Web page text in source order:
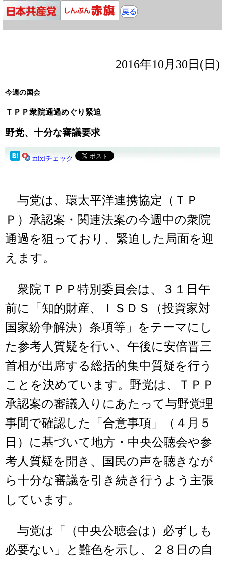
2016年10月30日(日)
今週の国会
ＴＰＰ衆院通過めぐり緊迫
野党、十分な審議要求
mixiチェック
与党は、環太平洋連携協定（ＴＰ
Ｐ）承認案・関連法案の今週中の衆院
通過を狙っており、緊迫した局面を迎
えます。
衆院ＴＰＰ特別委員会は、３１日午
前に「知的財産、ＩＳＤＳ（投資家対
国家紛争解決）条項等」をテーマにし
た参考人質疑を行い、午後に安倍晋三
首相が出席する総括的集中質疑を行う
ことを決めています。野党は、ＴＰＰ
承認案の審議入りにあたって与野党理
事間で確認した「合意事項」（４月５
日）に基づいて地方・中央公聴会や参
考人質疑を開き、国民の声を聴きなが
ら十分な審議を引き続き行うよう主張
しています。
与党は「（中央公聴会は）必ずしも
必要ない」と難色を示し、２８日の自